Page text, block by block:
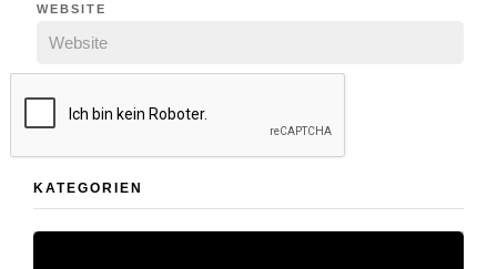
WEBSITE
KATEGORIEN